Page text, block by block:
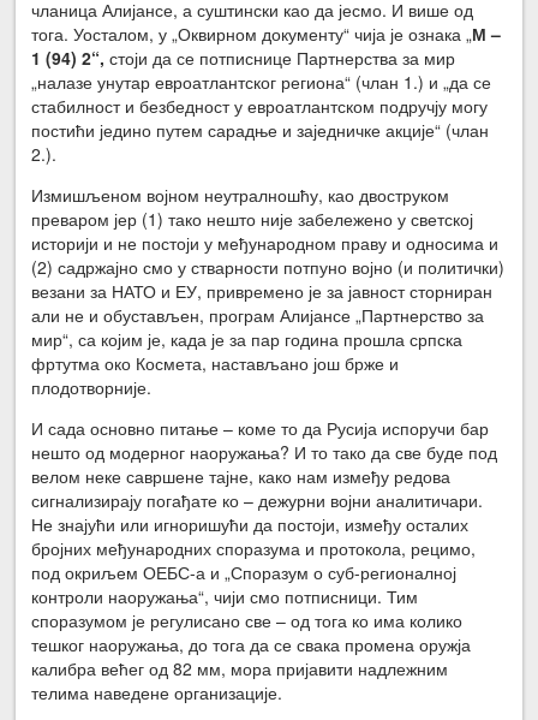
чланица Алијансе, а суштински као да јесмо. И више од
тога. Уосталом, у „Оквирном документу“ чија је ознака „М –
1 (94) 2“,стоји да се потписнице Партнерства за мир
„налазе унутар евроатлантског региона“ (члан 1.) и „да се
стабилност и безбедност у евроатлантском подручју могу
постићи једино путем сарадње и заједничке акције“ (члан
2.).
Измишљеном војном неутралношћу, као двоструком
преваром јер (1) тако нешто није забележено у светској
историји и не постоји у међународном праву и односима и
(2) садржајно смо у стварности потпуно војно (и политички)
везани за НАТО и ЕУ, привремено је за јавност сторниран
али не и обустављен, програм Алијансе „Партнерство за
мир“, са којим је, када је за пар година прошла српска
фртутма око Космета, настављано још брже и
плодотворније.
И сада основно питање – коме то да Русија испоручи бар
нешто од модерног наоружања? И то тако да све буде под
велом неке савршене тајне, како нам између редова
сигнализирају погађате ко – дежурни војни аналитичари.
Не знајући или игноришући да постоји, између осталих
бројних међународних споразума и протокола, рецимо,
под окриљем ОЕБС-а и „Споразум о суб-регионалној
контроли наоружања“, чији смо потписници. Тим
споразумом је регулисано све – од тога ко има колико
тешког наоружања, до тога да се свака промена оружја
калибра већег од 82 мм, мора пријавити надлежним
телима наведене организације.